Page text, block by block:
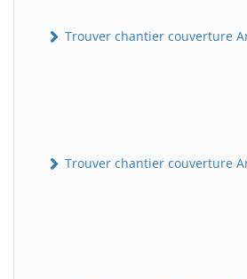
Trouver chantier couverture
Trouver chantier couverture